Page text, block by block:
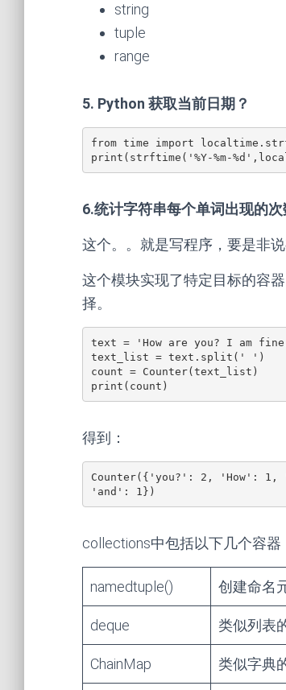
string
tuple
range
5. Python 获取当前日期？
from time import
print(strftime('%Y-%m-
6.统计字符串每个单词出现的次
这个。。就是写程序，要是非
这个模块实现了特定目标的容
择。
text = 'How are you? I am
text_list = text.split(' ')
count = Counter(text_list)
print(count)
得到：
Counter({'you?': 2,
'and': 1})
collections中包括以下几个容
namedtuple() 创建命名
deque 类似列表
ChainMap 类似字典